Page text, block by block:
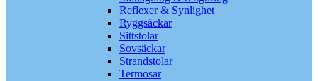
Reflexer & Synlighet
Ryggsäckar
Sittstolar
Sovsäckar
Strandstolar
Termosar